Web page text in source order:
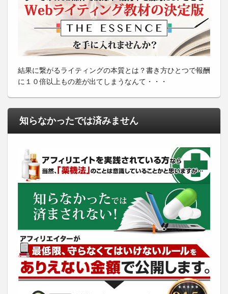
結果に繋がるライティングの本質とは？書き方ひとつで報酬
に１０倍以上もの差が出てしまうなんて・・・
知らなかったでは済みません